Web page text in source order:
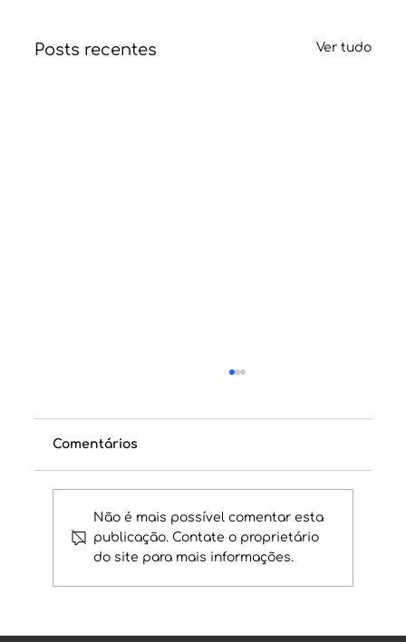
Posts recentes Ver tudo
Tokens de Recebíveis - Valor
Comentários
Não é mais possível comentar esta
publicação. Contate o proprietário
do site para mais informações.